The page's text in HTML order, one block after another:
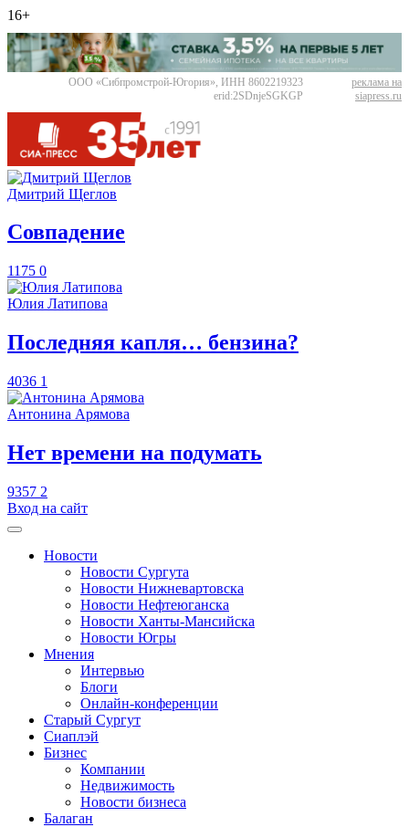
16+
ООО «Сибпромстрой-Югория», ИНН 8602219323
erid:2SDnjeSGKGP
реклама на
siapress.ru
Дмитрий Щеглов
​Совпадение
1175 0
Юлия Латипова
​Последняя капля… бензина?
4036 1
Антонина Арямова
​Нет времени на подумать
9357 2
Вход на сайт
Новости
Новости Сургута
Новости Нижневартовска
Новости Нефтеюганска
Новости Ханты-Мансийска
Новости Югры
Мнения
Интервью
Блоги
Онлайн-конференции
Старый Сургут
Сиаплэй
Бизнес
Компании
Недвижимость
Новости бизнеса
Балаган